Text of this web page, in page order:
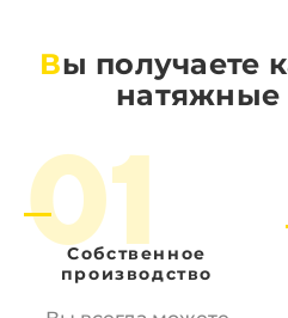
Вы получаете
натяжные
01
Собственное
производство